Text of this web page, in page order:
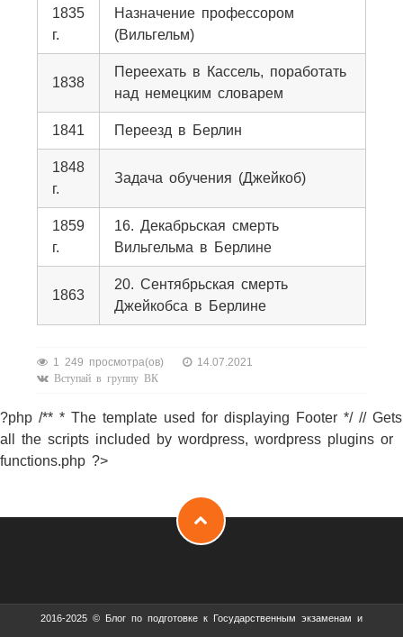
1835
г.
Назначение профессором
(Вильгельм)
1838
Переехать в Кассель, поработать
над немецким словарем
1841 Переезд в Берлин
1848
г.
Задача обучения (Джейкоб)
1859
г.
16. Декабрьская смерть
Вильгельма в Берлине
1863
20. Сентябрьская смерть
Джейкобса в Берлине
1 249 просмотра(ов) 14.07.2021
Вступай в группу ВК
?php /** * The template used for displaying Footer */ // Gets
all the scripts included by wordpress, wordpress plugins or
functions.php ?>
2016-2025 © Блог по подготовке к Государственным экзаменам и